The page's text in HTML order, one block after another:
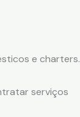
e charters.
serviços